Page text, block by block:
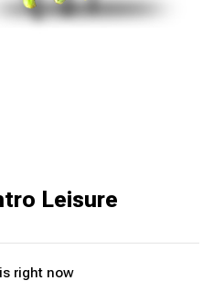
Leisure
right now